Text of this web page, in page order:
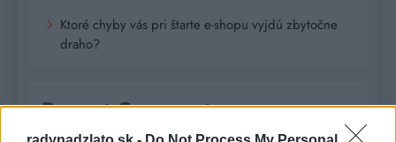
Ktoré chyby vás pri štarte e-shopu vyjdú zbytočne
draho?
Recent Comments
Žiadne komentáre na zobrazenie.